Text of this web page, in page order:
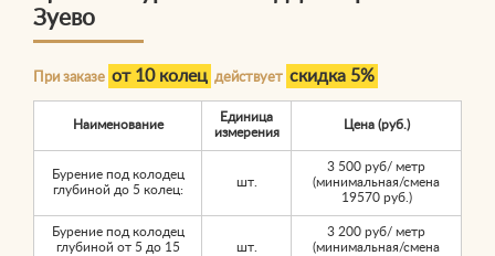
Зуево
При заказе от 10 колец действует скидка 5%
Наименование
Единица
измерения
Цена (руб.)
Бурение под колодец
глубиной до 5 колец:
шт.
3 500 руб/ метр
(минимальная/смена
19570 руб.)
Бурение под колодец
глубиной от 5 до 15
шт.
3 200 руб/ метр
(минимальная/смена